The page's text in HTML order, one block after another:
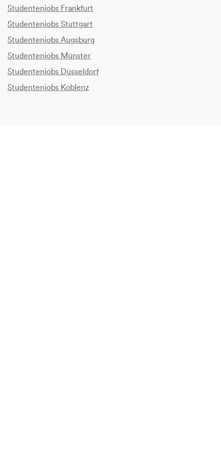
Studentenjobs Frankfurt
Studentenjobs Stuttgart
Studentenjobs Augsburg
Studentenjobs Münster
Studentenjobs Düsseldorf
Studentenjobs Koblenz